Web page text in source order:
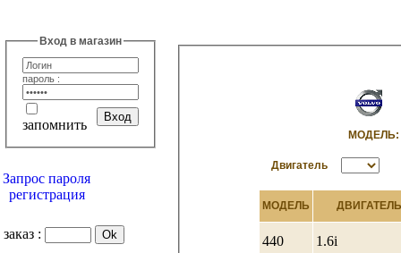
Вход в магазин
пароль :
запомнить
Запрос пароля
регистрация
заказ :
Двигатель
МОДЕЛЬ ДВИГАТЕЛЬ
440 1.6i